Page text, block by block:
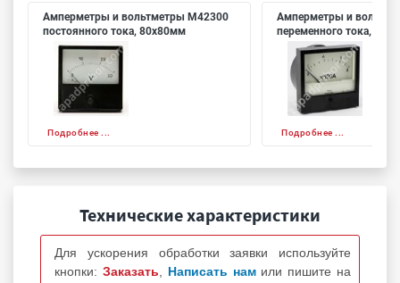
Амперметры и вольтметры М42300
постоянного тока, 80х80мм
Подробнее ...
Амперметры и
переменного тока,
Подробнее ...
Технические характеристики
Для ускорения обработки заявки используйте
кнопки: Заказать Написать нам или пишите на